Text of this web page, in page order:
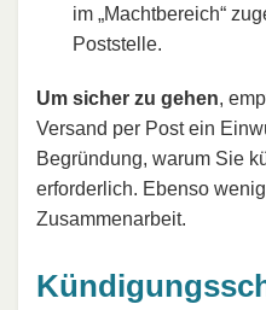
im „Machtbereich“
Poststelle.
Um sicher zu gehen,
Versand per Post ein
Begründung, warum Sie
erforderlich. Ebenso
Zusammenarbeit.